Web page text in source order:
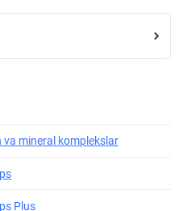
va mineral komplekslar
Plus